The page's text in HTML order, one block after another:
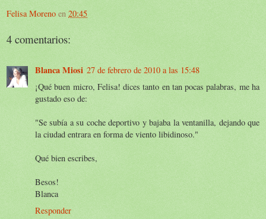
Felisa Moreno en 20:45
4 comentarios:
Blanca Miosi 27 de febrero de 2010 a las 15:48
¡Qué buen micro, Felisa! dices tanto en tan pocas palabras, me ha
gustado eso de:
"Se subía a su coche deportivo y bajaba la ventanilla, dejando que
la ciudad entrara en forma de viento libidinoso."
Qué bien escribes,
Besos!
Blanca
Responder